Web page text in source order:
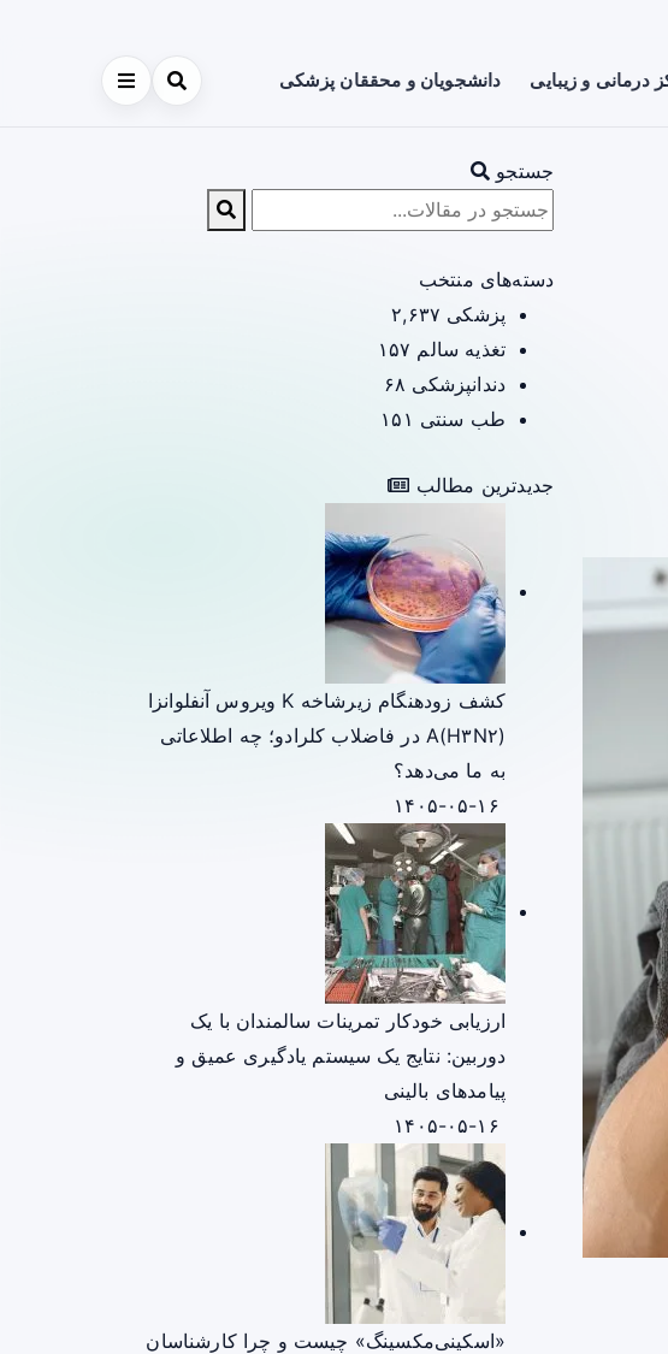
درمانی و زیبایی دانشجویان و محققان پزشکی
جستجو
دسته‌های منتخب
پزشکی ۲,۶۳۷
تغذیه سالم ۱۵۷
دندانپزشکی ۶۸
طب سنتی ۱۵۱
جدیدترین مطالب
کشف زودهنگام زیرشاخه K ویروس آنفلوانزا
A(H۳N۲) در فاضلاب کلرادو؛ چه اطلاعاتی
به ما می‌دهد؟
ارزیابی خودکار تمرینات سالمندان با یک
دوربین: نتایج یک سیستم یادگیری عمیق و
پیامدهای بالینی
«اسکینی‌مکسینگ» چیست و چرا کارشناسان